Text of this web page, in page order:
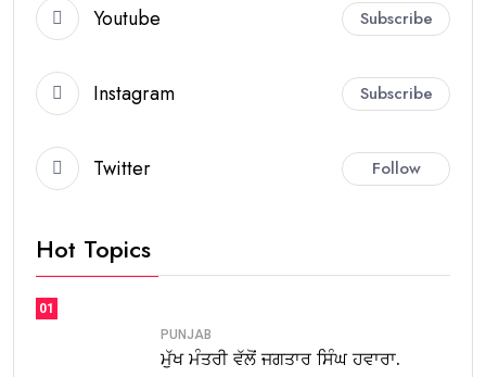
Youtube Subscribe
Instagram Subscribe
Twitter Follow
Hot Topics
01
PUNJAB
ਮੁੱਖ ਮੰਤਰੀ ਵੱਲੋਂ ਜਗਤਾਰ ਸਿੰਘ ਹਵਾਰਾ.